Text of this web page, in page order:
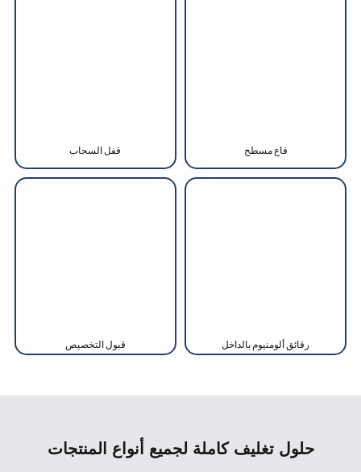
قاع مسطح قفل السحاب
رقائق ألومنيوم بالداخل قبول التخصيص
حلول تغليف كاملة لجميع أنواع المنتجات